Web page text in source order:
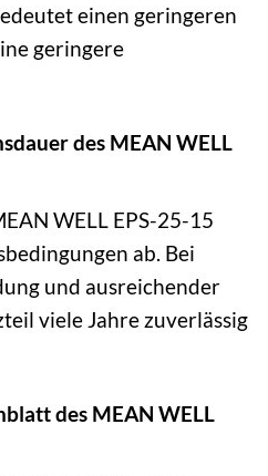
einen geringeren
geringere
des MEAN WELL
WELL EPS-25-15
ab. Bei
und ausreichender
viele Jahre zuverlässig
des MEAN WELL